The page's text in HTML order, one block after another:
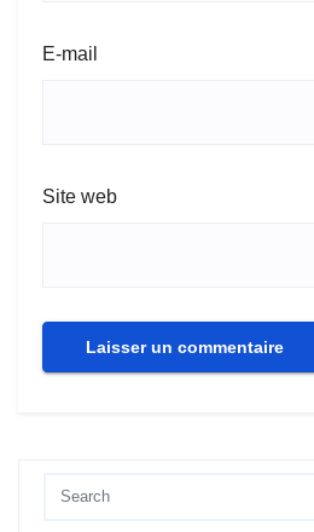
E-mail
Site web